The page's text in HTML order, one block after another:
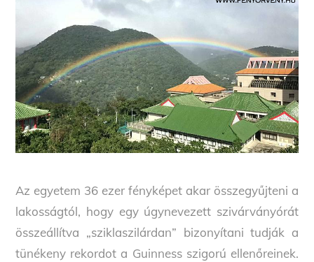
Az egyetem 36 ezer fényképet akar összegyűjteni a
lakosságtól, hogy egy úgynevezett szivárványórát
összeállítva „sziklaszilárdan” bizonyítani tudják a
tünékeny rekordot a Guinness szigorú ellenőreinek.